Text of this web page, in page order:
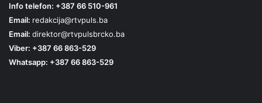
Info telefon: +387 66 510-961
Email: redakcija@rtvpuls.ba
Email: direktor@rtvpulsbrcko.ba
Viber: +387 66 863-529
Whatsapp: +387 66 863-529